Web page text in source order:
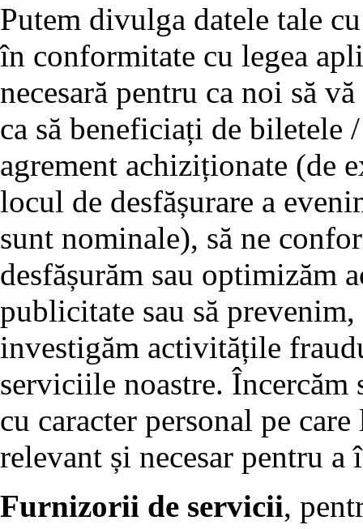
Putem divulga datele tale
în conformitate cu legea
necesară pentru ca noi să
ca să beneficiați de biletele
agrement achiziționate (de
locul de desfășurare a
sunt nominale), să ne
desfășurăm sau optimizăm
publicitate sau să prevenim,
investigăm activitățile
serviciile noastre. Încercăm
cu caracter personal pe
relevant și necesar pentru
Furnizorii de servicii,